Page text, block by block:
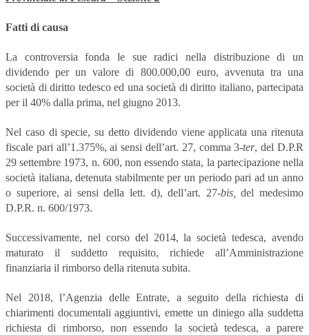
Fatti di causa
La controversia fonda le sue radici nella distribuzione di un
dividendo per un valore di 800.000,00 euro, avvenuta tra una
società di diritto tedesco ed una società di diritto italiano, partecipata
per il 40% dalla prima, nel giugno 2013.
Nel caso di specie, su detto dividendo viene applicata una ritenuta
fiscale pari all’1.375%, ai sensi dell’art. 27, comma 3-ter, del D.P.R
29 settembre 1973, n. 600, non essendo stata, la partecipazione nella
società italiana, detenuta stabilmente per un periodo pari ad un anno
o superiore, ai sensi della lett. d), dell’art. 27-bis, del medesimo
D.P.R. n. 600/1973.
Successivamente, nel corso del 2014, la società tedesca, avendo
maturato il suddetto requisito, richiede all’Amministrazione
finanziaria il rimborso della ritenuta subita.
Nel 2018, l’Agenzia delle Entrate, a seguito della richiesta di
chiarimenti documentali aggiuntivi, emette un diniego alla suddetta
richiesta di rimborso, non essendo la società tedesca, a parere